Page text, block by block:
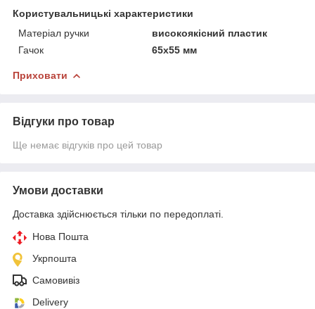
Користувальницькі характеристики
Матеріал ручки
високоякісний пластик
Гачок
65х55 мм
Приховати
Відгуки про товар
Ще немає відгуків про цей товар
Умови доставки
Доставка здійснюється тільки по передоплаті.
Нова Пошта
Укрпошта
Самовивіз
Delivery